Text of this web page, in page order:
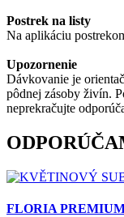
Postrek na listy
Na aplikáciu
Upozornenie
Dávkovanie je
pôdnej zásoby živín.
neprekračujte
FLORIA